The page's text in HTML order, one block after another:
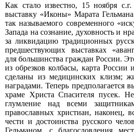
Как стало известно, 15 ноября
выставку «Иконы» Марата
так называемого современного
Запада на сознание, духовность и
за ликвидацию традиционных
предшествующих выставках
для большинства граждан России.
из обрезков колбасы, карта России
сделаны из медицинских клизм;
наградами. Теперь предполагается
храме Христа Спасителя пусек.
глумление над всеми
православных христиан, наконец,
чести и достоинства русского
Гельманом, с благословления